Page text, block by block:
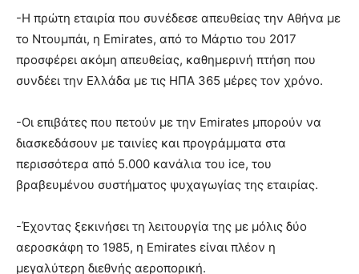
-Η πρώτη εταιρία που συνέδεσε απευθείας την Αθήνα με
το Ντουμπάι, η Emirates, από το Μάρτιο του 2017
προσφέρει ακόμη απευθείας, καθημερινή πτήση που
συνδέει την Ελλάδα με τις ΗΠΑ 365 μέρες τον χρόνο.
-Οι επιβάτες που πετούν με την Emirates μπορούν να
διασκεδάσουν με ταινίες και προγράμματα στα
περισσότερα από 5.000 κανάλια του ice, του
βραβευμένου συστήματος ψυχαγωγίας της εταιρίας.
-Έχοντας ξεκινήσει τη λειτουργία της με μόλις δύο
αεροσκάφη το 1985, η Emirates είναι πλέον η
μεγαλύτερη διεθνής αεροπορική.